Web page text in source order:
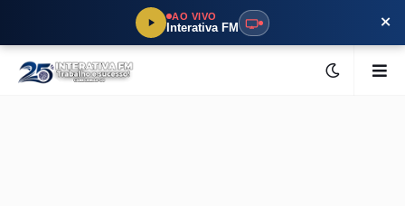
AO VIVO
Interativa FM ×